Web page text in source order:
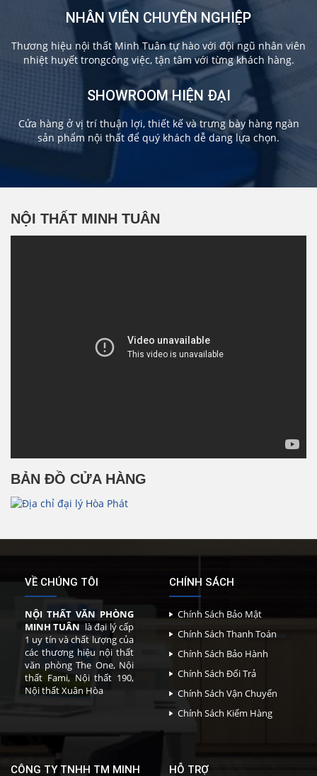
NHÂN VIÊN CHUYÊN NGHIỆP
Thương hiệu nội thất Minh Tuân tự hào với đội ngũ nhân viên
nhiệt huyết trongcông việc, tận tâm với từng khách hàng.
SHOWROOM HIỆN ĐẠI
Cửa hàng ở vị trí thuận lợi, thiết kế và trưng bày hàng ngàn
sản phẩm nội thất để quý khách dễ dang lựa chọn.
NỘI THẤT MINH TUÂN
BẢN ĐỒ CỬA HÀNG
VỀ CHÚNG TÔI
NỘI THẤT VĂN PHÒNG
MINH TUÂN là đại lý cấp
1 uy tín và chất lượng của
các thương hiệu nội thất
văn phòng The One, Nội
thất Fami, Nội thất 190,
Nội thất Xuân Hòa
CHÍNH SÁCH
Chính Sách Bảo Mật
Chính Sách Thanh Toán
Chính Sách Bảo Hành
Chính Sách Đổi Trả
Chính Sách Vận Chuyển
Chính Sách Kiểm Hàng
CÔNG TY TNHH TM MINH HỖ TRỢ